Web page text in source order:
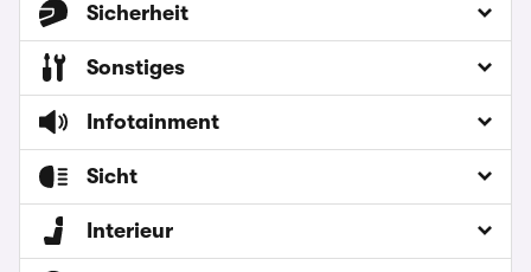
Sicherheit
Sonstiges
Infotainment
Sicht
Interieur